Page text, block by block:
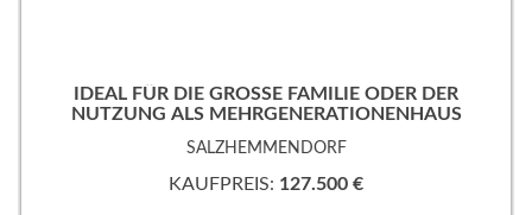
IDEAL FÜR DIE GROSSE FAMILIE ODER DER
NUTZUNG ALS MEHRGENERATIONENHAUS
SALZHEMMENDORF
KAUFPREIS: 127.500 €